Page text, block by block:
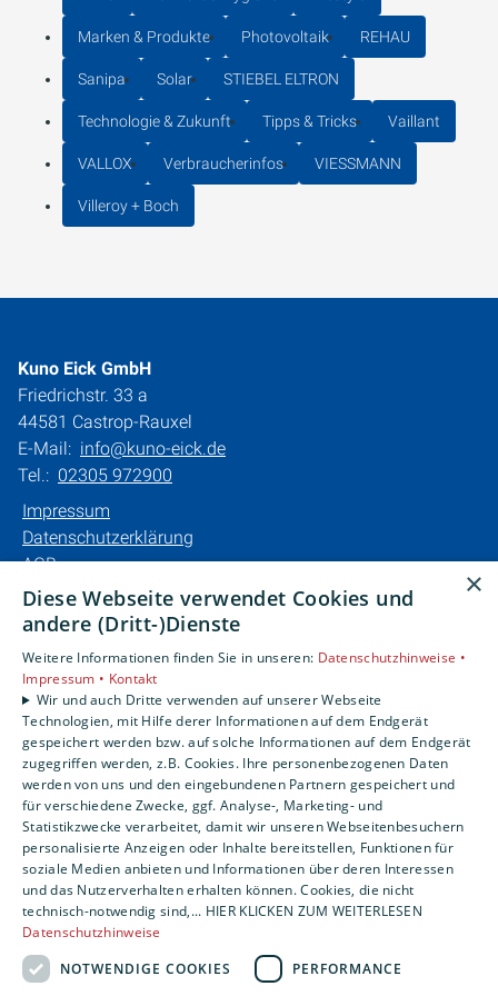
Marken & Produkte Photovoltaik REHAU
Sanipa Solar STIEBEL ELTRON
Technologie & Zukunft Tipps & Tricks Vaillant
VALLOX Verbraucherinfos VIESSMANN
Villeroy + Boch
Kuno Eick GmbH
Friedrichstr. 33 a
44581 Castrop-Rauxel
E-Mail: info@kuno-eick.de
Tel.: 02305 972900
Impressum
Datenschutzerklärung
AGB
Barrierefreiheitserklärung
Privatkunden
Karriere
Unternehmen
Kontakt
×
Diese Webseite verwendet Cookies und
andere (Dritt-)Dienste
Weitere Informationen finden Sie in unseren: Datenschutzhinweise •
Impressum • Kontakt
Wir und auch Dritte verwenden auf unserer Webseite
Technologien, mit Hilfe derer Informationen auf dem Endgerät
gespeichert werden bzw. auf solche Informationen auf dem Endgerät
zugegriffen werden, z.B. Cookies. Ihre personenbezogenen Daten
werden von uns und den eingebundenen Partnern gespeichert und
für verschiedene Zwecke, ggf. Analyse-, Marketing- und
Statistikzwecke verarbeitet, damit wir unseren Webseitenbesuchern
personalisierte Anzeigen oder Inhalte bereitstellen, Funktionen für
soziale Medien anbieten und Informationen über deren Interessen
und das Nutzerverhalten erhalten können. Cookies, die nicht
technisch-notwendig sind,... HIER KLICKEN ZUM WEITERLESEN
Datenschutzhinweise
NOTWENDIGE COOKIES
PERFORMANCE